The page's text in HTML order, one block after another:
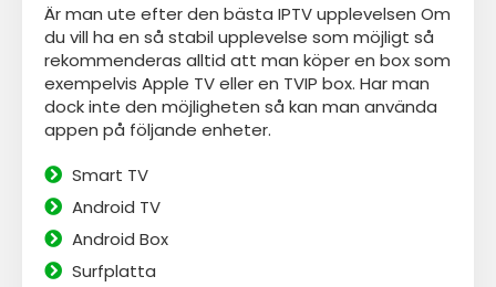
Är man ute efter den bästa IPTV upplevelsen Om
du vill ha en så stabil upplevelse som möjligt så
rekommenderas alltid att man köper en box som
exempelvis Apple TV eller en TVIP box. Har man
dock inte den möjligheten så kan man använda
appen på följande enheter.
Smart TV
Android TV
Android Box
Surfplatta